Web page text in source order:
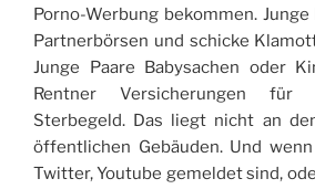
Porno-Werbung bekommen.
Partnerbörsen und schicke
Junge Paare Babysachen oder
Rentner Versicherungen für
Sterbegeld. Das liegt nicht an
öffentlichen Gebäuden. Und
Twitter, Youtube gemeldet sind,